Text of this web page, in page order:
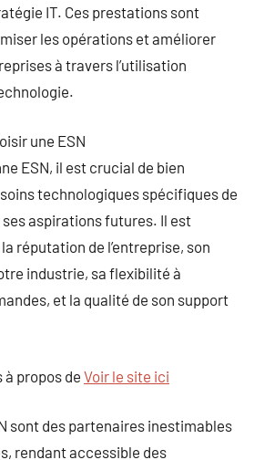
IT. Ces prestations sont
les opérations et améliorer
à travers l’utilisation
une ESN
ESN, il est crucial de bien
technologiques spécifiques de
aspirations futures. Il est
réputation de l’entreprise, son
industrie, sa flexibilité à
et la qualité de son support
à propos de Voir le site ici
sont des partenaires inestimables
rendant accessible des